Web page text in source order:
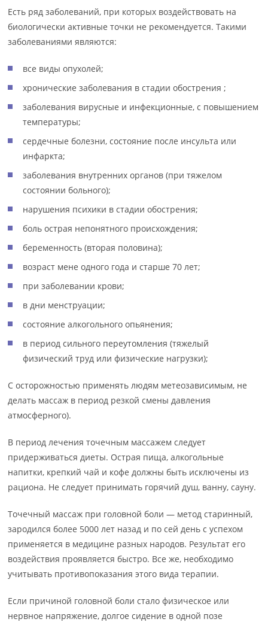
Есть ряд заболеваний, при которых воздействовать на
биологически активные точки не рекомендуется. Такими
заболеваниями являются:
все виды опухолей;
хронические заболевания в стадии обострения ;
заболевания вирусные и инфекционные, с повышением
температуры;
сердечные болезни, состояние после инсульта или
инфаркта;
заболевания внутренних органов (при тяжелом
состоянии больного);
нарушения психики в стадии обострения;
боль острая непонятного происхождения;
беременность (вторая половина);
возраст мене одного года и старше 70 лет;
при заболевании крови;
в дни менструации;
состояние алкогольного опьянения;
в период сильного переутомления (тяжелый
физический труд или физические нагрузки);
С осторожностью применять людям метеозависимым, не
делать массаж в период резкой смены давления
атмосферного).
В период лечения точечным массажем следует
придерживаться диеты. Острая пища, алкогольные
напитки, крепкий чай и кофе должны быть исключены из
рациона. Не следует принимать горячий душ, ванну, сауну.
Точечный массаж при головной боли — метод старинный,
зародился более 5000 лет назад и по сей день с успехом
применяется в медицине разных народов. Результат его
воздействия проявляется быстро. Все же, необходимо
учитывать противопоказания этого вида терапии.
Если причиной головной боли стало физическое или
нервное напряжение, долгое сидение в одной позе